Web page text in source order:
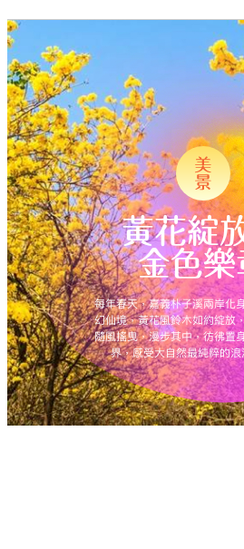
黃花綻
金色樂
每年春天，嘉義朴子溪兩岸化
幻仙境，黃花風鈴木如約綻放
隨風搖曳，漫步其中，彷彿置
界，感受大自然最純粹的浪